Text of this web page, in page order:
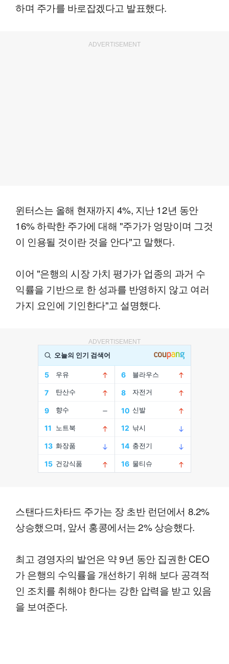
하며 주가를 바로잡겠다고 발표했다.
ADVERTISEMENT
윈터스는 올해 현재까지 4%, 지난 12년 동안
16% 하락한 주가에 대해 "주가가 엉망이며 그것
이 인용될 것이란 것을 안다"고 말했다.
이어 "은행의 시장 가치 평가가 업종의 과거 수
익률을 기반으로 한 성과를 반영하지 않고 여러
가지 요인에 기인한다"고 설명했다.
ADVERTISEMENT
스탠다드차타드 주가는 장 초반 런던에서 8.2%
상승했으며, 앞서 홍콩에서는 2% 상승했다.
최고 경영자의 발언은 약 9년 동안 집권한 CEO
가 은행의 수익률을 개선하기 위해 보다 공격적
인 조치를 취해야 한다는 강한 압력을 받고 있음
을 보여준다.